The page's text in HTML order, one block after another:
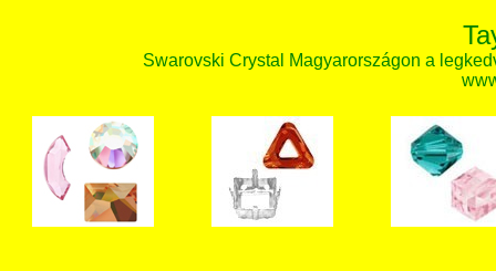
Swarovski Crystal Magyarországon a